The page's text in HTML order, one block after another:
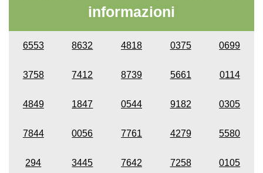
informazioni
6553 8632 4818 0375 0699
3758 7412 8739 5661 0114
4849 1847 0544 9182 0305
7844 0056 7761 4279 5580
294 3445 7642 7258 0105